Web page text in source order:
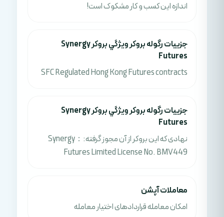
اندازه این کسب و کار مشکوک است!
جزييات رگوله بروکر ويژگي بروکر Synergy
Futures
SFC Regulated Hong Kong Futures contracts
جزييات رگوله بروکر ويژگي بروکر Synergy
Futures
نهادی که این بروکر از آن مجوز گرفته:：Synergy
Futures Limited License No. BMV449
معاملات آپشن
امکان معامله قراردادهای اختیار معامله